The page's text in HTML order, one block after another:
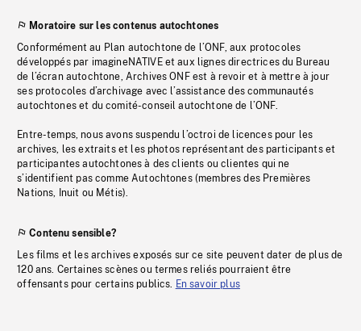
Moratoire sur les contenus autochtones
Conformément au Plan autochtone de l’ONF, aux protocoles
développés par imagineNATIVE et aux lignes directrices du Bureau
de l’écran autochtone, Archives ONF est à revoir et à mettre à jour
ses protocoles d’archivage avec l’assistance des communautés
autochtones et du comité-conseil autochtone de l’ONF.
Entre-temps, nous avons suspendu l’octroi de licences pour les
archives, les extraits et les photos représentant des participants et
participantes autochtones à des clients ou clientes qui ne
s’identifient pas comme Autochtones (membres des Premières
Nations, Inuit ou Métis).
Contenu sensible?
Les films et les archives exposés sur ce site peuvent dater de plus de
120 ans. Certaines scènes ou termes reliés pourraient être
offensants pour certains publics. En savoir plus